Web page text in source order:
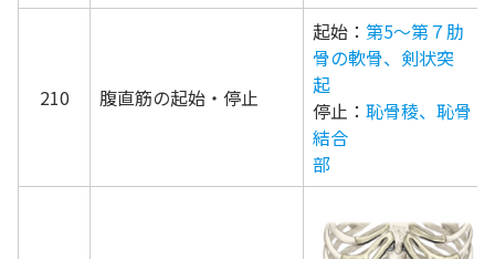
210 腹直筋の起始・停止
起始： 第5～第７肋
骨の軟骨、剣状突
起
停止： 恥骨稜、恥骨
結合
部